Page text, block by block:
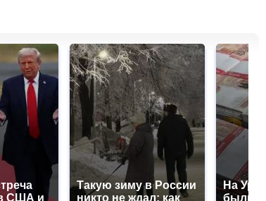
США и
Такую зиму в России
никто не ждал: как
На
были